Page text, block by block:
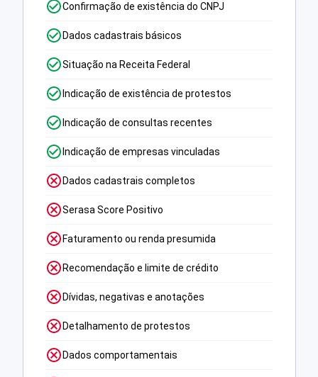
Confirmação de existência do CNPJ
Dados cadastrais básicos
Situação na Receita Federal
Indicação de existência de protestos
Indicação de consultas recentes
Indicação de empresas vinculadas
Dados cadastrais completos
Serasa Score Positivo
Faturamento ou renda presumida
Recomendação e limite de crédito
Dívidas, negativas e anotações
Detalhamento de protestos
Dados comportamentais